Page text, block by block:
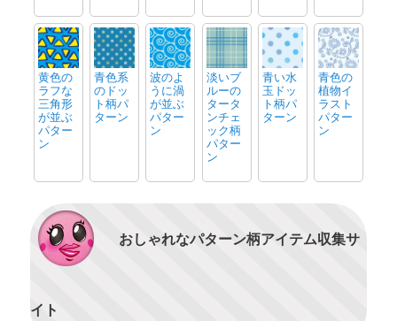
黄色の
ラフな
三角形
が並ぶ
パター
ン
青色系
のドッ
ト柄パ
ターン
波のよ
うに渦
が並ぶ
パター
ン
淡いブ
ルーの
タータ
ンチェ
ック柄
パター
ン
青い水
玉ドッ
ト柄パ
ターン
青色の
植物イ
ラスト
パター
ン
おしゃれなパターン柄アイテム収集サ
イト